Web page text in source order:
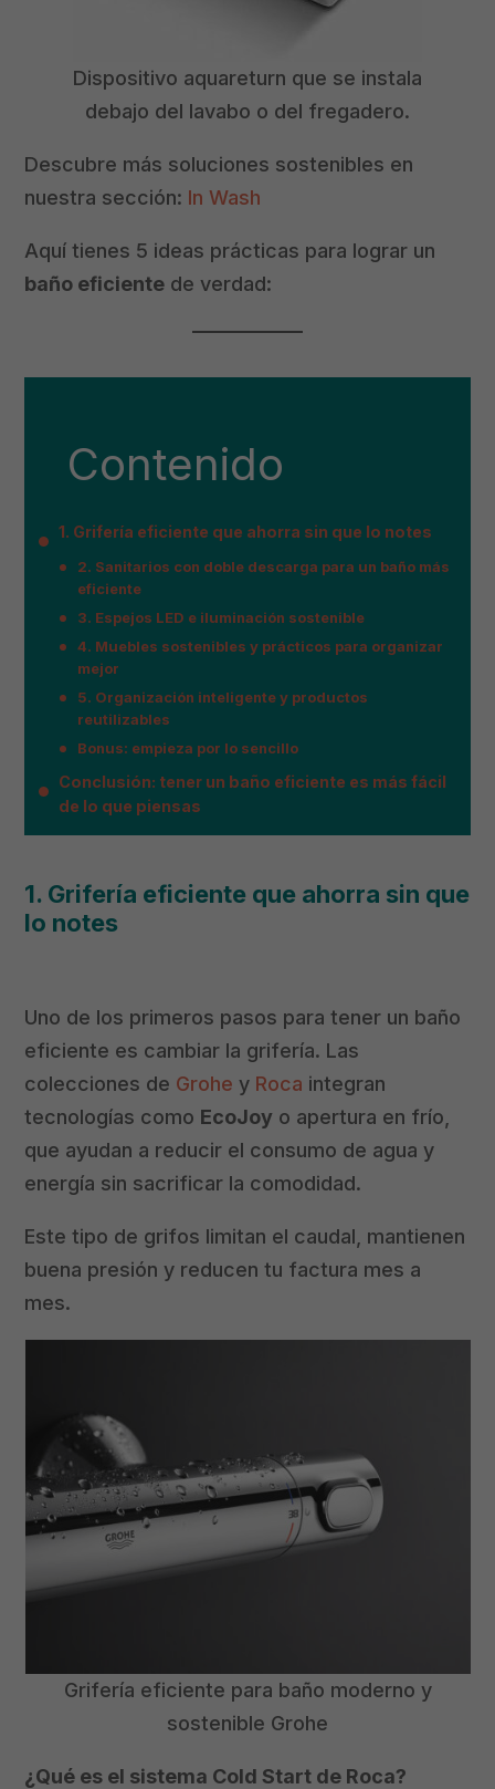
Dispositivo aquareturn que se instala
debajo del lavabo o del fregadero.
Descubre más soluciones sostenibles en
nuestra sección: In Wash
Aquí tienes 5 ideas prácticas para lograr un
baño eficiente de verdad:
Contenido
1. Grifería eficiente que ahorra sin que lo notes
2. Sanitarios con doble descarga para un baño más
eficiente
3. Espejos LED e iluminación sostenible
4. Muebles sostenibles y prácticos para organizar
mejor
5. Organización inteligente y productos
reutilizables
Bonus: empieza por lo sencillo
Conclusión: tener un baño eficiente es más fácil
de lo que piensas
1. Grifería eficiente que ahorra sin que
lo notes
Uno de los primeros pasos para tener un baño
eficiente es cambiar la grifería. Las
colecciones de Grohe y Roca integran
tecnologías como EcoJoy o apertura en frío,
que ayudan a reducir el consumo de agua y
energía sin sacrificar la comodidad.
Este tipo de grifos limitan el caudal, mantienen
buena presión y reducen tu factura mes a
mes.
Grifería eficiente para baño moderno y
sostenible Grohe
¿Qué es el sistema Cold Start de Roca?